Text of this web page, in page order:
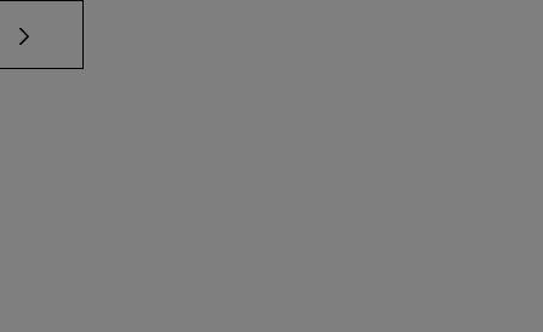
TAB para desplazarse.